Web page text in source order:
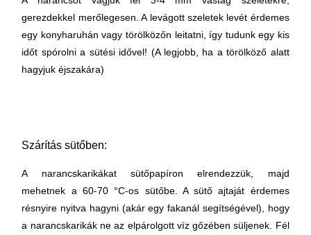
gerezdekkel merőlegesen. A levágott szeletek levét érdemes
egy konyharuhán vagy törölközőn leitatni, így tudunk egy kis
időt spórolni a sütési idővel! (A legjobb, ha a törölköző alatt
hagyjuk éjszakára)
Szárítás sütőben:
A narancskarikákat sütőpapíron elrendezzük, majd
mehetnek a 60-70 °C-os sütőbe. A sütő ajtaját érdemes
résnyire nyitva hagyni (akár egy fakanál segítségével), hogy
a narancskarikák ne az elpárolgott víz gőzében süljenek. Fél